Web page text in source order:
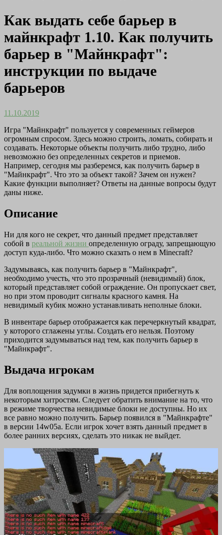
Как выдать себе барьер в
майнкрафт 1.10. Как получить
барьер в "Майнкрафт":
инструкции по выдаче
барьеров
11.10.2019
Игра "Майнкрафт" пользуется у современных геймеров
огромным спросом. Здесь можно строить, ломать, собирать и
создавать. Некоторые объекты получить либо трудно, либо
невозможно без определенных секретов и приемов.
Например, сегодня мы разберемся, как получить барьер в
"Майнкрафт". Что это за объект такой? Зачем он нужен?
Какие функции выполняет? Ответы на данные вопросы будут
даны ниже.
Описание
Ни для кого не секрет, что данный предмет представляет
собой в реальной жизни определенную ограду, запрещающую
доступ куда-либо. Что можно сказать о нем в Minecraft?
Задумываясь, как получить барьер в "Майнкрафт",
необходимо учесть, что это прозрачный (невидимый) блок,
который представляет собой ограждение. Он пропускает свет,
но при этом проводит сигналы красного камня. На
невидимый кубик можно устанавливать неполные блоки.
В инвентаре барьер отображается как перечеркнутый квадрат,
у которого сглажены углы. Создать его нельзя. Поэтому
приходится задумываться над тем, как получить барьер в
"Майнкрафт".
Выдача игрокам
Для воплощения задумки в жизнь придется прибегнуть к
некоторым хитростям. Следует обратить внимание на то, что
в режиме творчества невидимые блоки не доступны. Но их
все равно можно получить. Барьер появился в "Майнкрафте"
в версии 14w05a. Если игрок хочет взять данный предмет в
более ранних версиях, сделать это никак не выйдет.